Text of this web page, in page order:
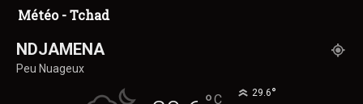
Météo - Tchad
NDJAMENA
Peu Nuageux
C 29.6°